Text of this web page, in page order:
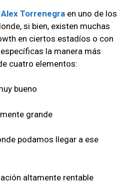
Alex Torrenegra en uno de los
si bien, existen muchas
en ciertos estadíos o con
la manera más
cuatro elementos:
bueno
grande
podamos llegar a ese
altamente rentable